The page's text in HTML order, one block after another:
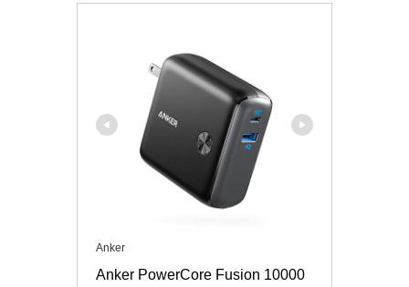
Anker
Anker PowerCore Fusion 10000